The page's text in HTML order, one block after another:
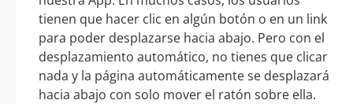
tienen que hacer clic en algún botón o en un link
para poder desplazarse hacia abajo. Pero con el
desplazamiento automático, no tienes que clicar
nada y la página automáticamente se desplazará
hacia abajo con solo mover el ratón sobre ella.